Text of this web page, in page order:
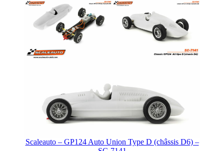
Scaleauto – GP124 Auto Union Type D (châssis D6) –